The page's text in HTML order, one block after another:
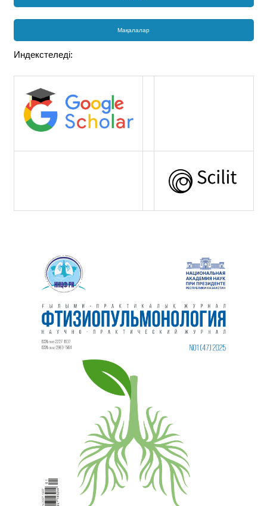
Мақалалар
Индекстеледі: